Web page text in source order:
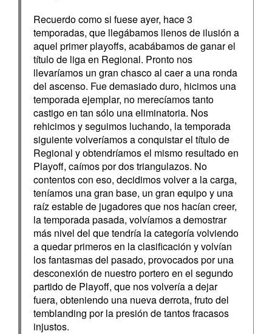
Recuerdo como si fuese ayer, hace 3
temporadas, que llegábamos llenos de ilusión a
aquel primer playoffs, acabábamos de ganar el
título de liga en Regional. Pronto nos
llevaríamos un gran chasco al caer a una ronda
del ascenso. Fue demasiado duro, hicimos una
temporada ejemplar, no merecíamos tanto
castigo en tan sólo una eliminatoria. Nos
rehicimos y seguimos luchando, la temporada
siguiente volveríamos a conquistar el título de
Regional y obtendríamos el mismo resultado en
Playoff, caímos por dos triangulazos. No
contentos con eso, decidimos volver a la carga,
teníamos una gran base, un gran equipo y una
raíz estable de jugadores que nos hacían creer,
la temporada pasada, volvíamos a demostrar
más nivel del que tendría la categoría volviendo
a quedar primeros en la clasificación y volvían
los fantasmas del pasado, provocados por una
desconexión de nuestro portero en el segundo
partido de Playoff, que nos volvería a dejar
fuera, obteniendo una nueva derrota, fruto del
temblanding por la presión de tantos fracasos
injustos.